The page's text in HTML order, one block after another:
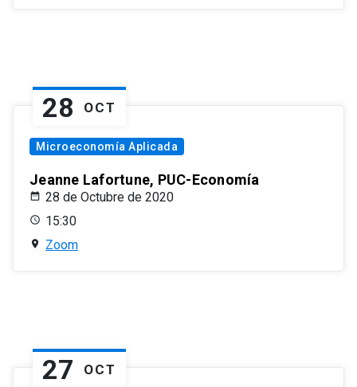
28 OCT
Microeconomía Aplicada
Jeanne Lafortune, PUC-Economía
28 de Octubre de 2020
15:30
Zoom
27 OCT